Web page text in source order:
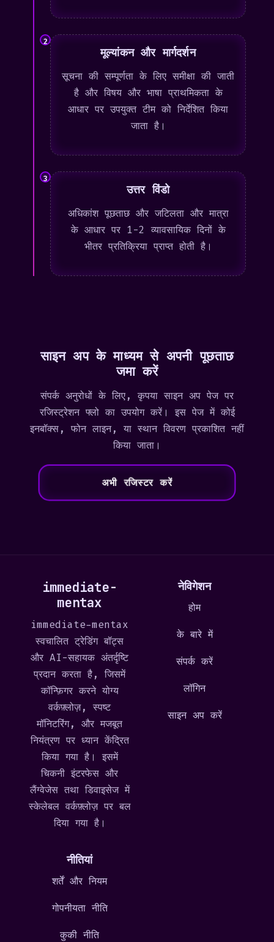
2
मूल्यांकन और मार्गदर्शन
सूचना की सम्पूर्णता के लिए समीक्षा की जाती
है और विषय और भाषा प्राथमिकता के
आधार पर उपयुक्त टीम को निर्देशित किया
जाता है।
3
उत्तर विंडो
अधिकांश पूछताछ और जटिलता और मात्रा
के आधार पर 1-2 व्यावसायिक दिनों के
भीतर प्रतिक्रिया प्राप्त होती है।
साइन अप के माध्यम से अपनी पूछताछ
जमा करें
संपर्क अनुरोधों के लिए, कृपया साइन अप पेज पर
रजिस्ट्रेशन फ्लो का उपयोग करें। इस पेज में कोई
इनबॉक्स, फोन लाइन, या स्थान विवरण प्रकाशित नहीं
किया जाता।
अभी रजिस्टर करें
immediate-
mentax
immediate-mentax
स्वचालित ट्रेडिंग बॉट्स
और AI-सहायक अंतर्दृष्टि
प्रदान करता है, जिसमें
कॉन्फ़िगर करने योग्य
वर्कफ़्लोज़, स्पष्ट
मॉनिटरिंग, और मजबूत
नियंत्रण पर ध्यान केंद्रित
किया गया है। इसमें
चिकनी इंटरफेस और
लैंग्वेजेस तथा डिवाइसेज में
स्केलेबल वर्कफ़्लोज़ पर बल
दिया गया है।
नेविगेशन
होम
के बारे में
संपर्क करें
लॉगिन
साइन अप करें
नीतियां
शर्तें और नियम
गोपनीयता नीति
कुकी नीति